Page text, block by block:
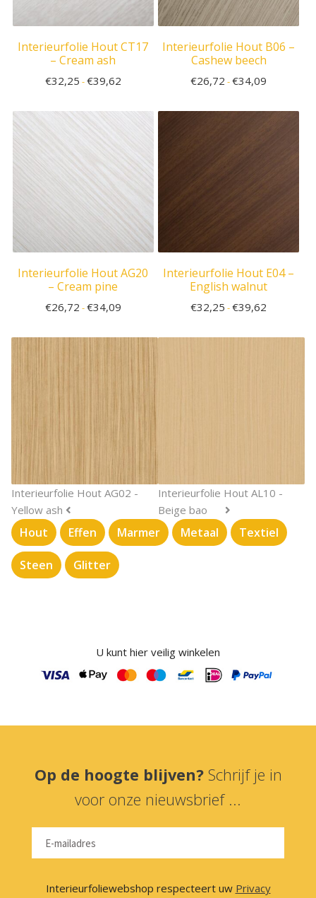
Interieurfolie Hout CT17
– Cream ash
€32,25 -€39,62
Interieurfolie Hout B06 –
Cashew beech
€26,72 -€34,09
Interieurfolie Hout AG20
– Cream pine
€26,72 -€34,09
Interieurfolie Hout E04 –
English walnut
€32,25 -€39,62
Interieurfolie Hout AG02 -
Yellow ash
Interieurfolie Hout AL10 -
Beige bao
Hout Effen Marmer Metaal Textiel
Steen Glitter
U kunt hier veilig winkelen
Op de hoogte blijven? Schrijf je in
voor onze nieuwsbrief ...
Interieurfoliewebshop respecteert uw Privacy